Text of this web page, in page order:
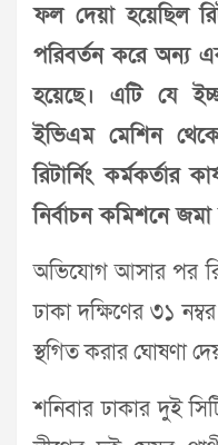
ফল দেয়া হয়েছিল
পরিবর্তন করে অন্য
হয়েছে। এটি যে
ইভিএম মেশিন
রিটার্নিং কর্মকর্তার
নির্বাচন কমিশনে জমা
অভিযোগ আসার পর
ঢাকা দক্ষিণের ৩১
স্থগিত করার ঘোষণা
শনিবার ঢাকার দুই